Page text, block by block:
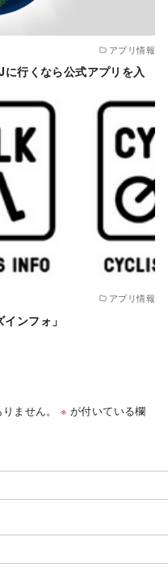
アプリ情報
行くなら公式アプリを入
アプリ情報
ンフォ」
ません。 ※ が付いている欄